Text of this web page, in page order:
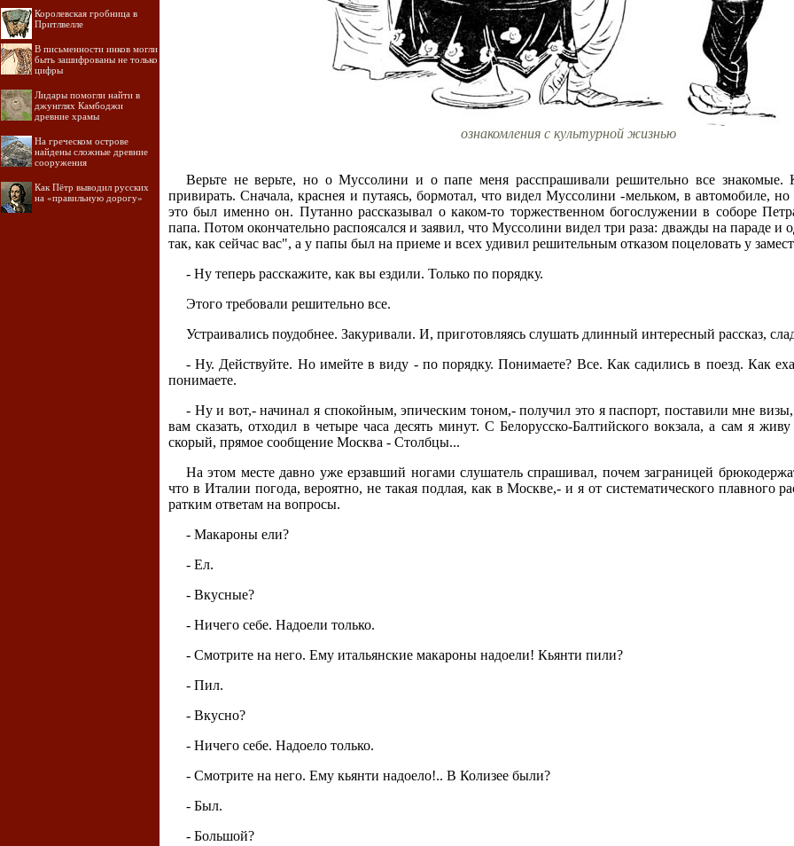
Королевская гробница в
Притлвелле
В письменности инков могли
быть зашифрованы не только
цифры
Лидары помогли найти в
джунглях Камбоджи
древние храмы
На греческом острове
найдены сложные древние
сооружения
Как Пётр выводил русских
на «правильную дорогу»
ознакомления с культурной жизнью
Верьте не верьте, но о Муссолини и о папе меня расспрашивали решительно все знакомые.
привирать. Сначала, краснея и путаясь, бормотал, что видел Муссолини -мельком, в автомобиле,
это был именно он. Путанно рассказывал о каком-то торжественном богослужении в соборе
папа. Потом окончательно распоясался и заявил, что Муссолини видел три раза: дважды на параде и
так, как сейчас вас", а у папы был на приеме и всех удивил решительным отказом поцеловать у
- Ну теперь расскажите, как вы ездили. Только по порядку.
Этого требовали решительно все.
Устраивались поудобнее. Закуривали. И, приготовляясь слушать длинный интересный рассказ,
- Ну. Действуйте. Но имейте в виду - по порядку. Понимаете? Все. Как садились в поезд. Как
понимаете.
- Ну и вот,- начинал я спокойным, эпическим тоном,- получил это я паспорт, поставили мне
вам сказать, отходил в четыре часа десять минут. С Белорусско-Балтийского вокзала, а сам я
скорый, прямое сообщение Москва - Столбцы...
На этом месте давно уже ерзавший ногами слушатель спрашивал, почем заграницей
что в Италии погода, вероятно, не такая подлая, как в Москве,- и я от систематического плавного
ратким ответам на вопросы.
- Макароны ели?
- Ел.
- Вкусные?
- Ничего себе. Надоели только.
- Смотрите на него. Ему итальянские макароны надоели! Кьянти пили?
- Пил.
- Вкусно?
- Ничего себе. Надоело только.
- Смотрите на него. Ему кьянти надоело!.. В Колизее были?
- Был.
- Большой?